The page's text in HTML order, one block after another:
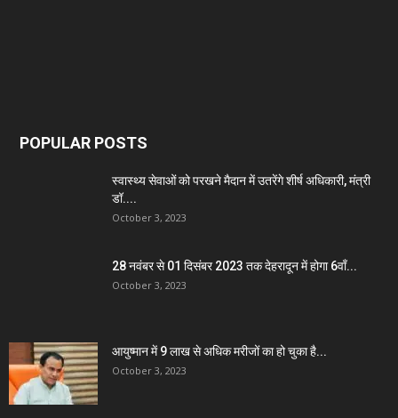
POPULAR POSTS
स्वास्थ्य सेवाओं को परखने मैदान में उतरेंगे शीर्ष अधिकारी, मंत्री
डॉ....
October 3, 2023
28 नवंबर से 01 दिसंबर 2023 तक देहरादून में होगा 6वाँ...
October 3, 2023
आयुष्मान में 9 लाख से अधिक मरीजों का हो चुका है...
October 3, 2023